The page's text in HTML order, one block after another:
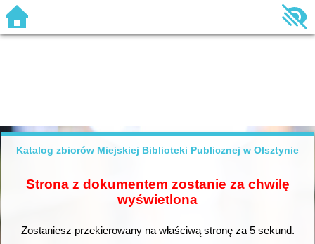
Katalog zbiorów Miejskiej Biblioteki Publicznej w Olsztynie
Strona z dokumentem zostanie za chwilę
wyświetlona
Zostaniesz przekierowany na właściwą stronę za 5sekund.